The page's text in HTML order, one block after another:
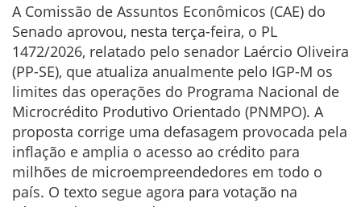
A Comissão de Assuntos Econômicos (CAE) do
Senado aprovou, nesta terça-feira, o PL
1472/2026, relatado pelo senador Laércio Oliveira
(PP-SE), que atualiza anualmente pelo IGP-M os
limites das operações do Programa Nacional de
Microcrédito Produtivo Orientado (PNMPO). A
proposta corrige uma defasagem provocada pela
inflação e amplia o acesso ao crédito para
milhões de microempreendedores em todo o
país. O texto segue agora para votação na